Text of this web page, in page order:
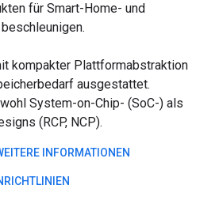
für Smart-Home- und
kompakter Plattformabstraktion
ausgestattet.
System-on-Chip- (SoC-) als
(RCP, NCP).
INFORMATIONEN